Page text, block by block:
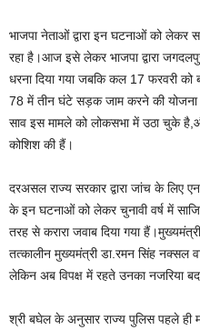
भाजपा नेताओं द्वारा इन घटनाओं को लेकर
रहा है।आज इसे लेकर भाजपा द्वारा
धरना दिया गया जबकि कल 17 फरवरी
78 में तीन घंटे सड़क जाम करने की
साव इस मामले को लोकसभा में उठा चुके
कोशिश की हैं।
दरअसल राज्य सरकार द्वारा जांच के लिए
के इन घटनाओं को लेकर चुनावी वर्ष में
तरह से करारा जवाब दिया गया
तत्कालीन मुख्यमंत्री डा.रमन सिंह नक्सल
लेकिन अब विपक्ष में रहते उनका नजरिया
श्री बघेल के अनुसार राज्य पुलिस पहले ही